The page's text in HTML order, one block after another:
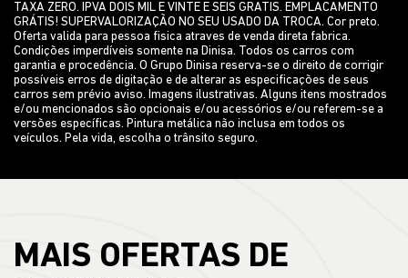
TAXA ZERO. IPVA DOIS MIL E VINTE E SEIS GRATIS. EMPLACAMENTO
GRÁTIS! SUPERVALORIZAÇÃO NO SEU USADO DA TROCA. Cor preto.
Oferta valida para pessoa fisica atraves de venda direta fabrica.
Condições imperdíveis somente na Dinisa. Todos os carros com
garantia e procedência. O Grupo Dinisa reserva-se o direito de corrigir
possíveis erros de digitação e de alterar as especificações de seus
carros sem prévio aviso. Imagens ilustrativas. Alguns itens mostrados
e/ou mencionados são opcionais e/ou acessórios e/ou referem-se a
versões específicas. Pintura metálica não inclusa em todos os
veículos. Pela vida, escolha o trânsito seguro.
MAIS OFERTAS DE